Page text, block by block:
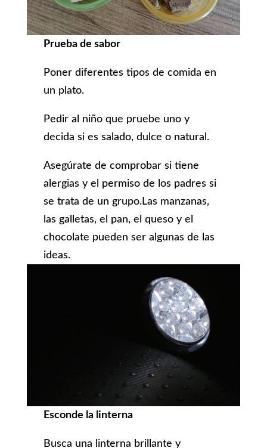
Prueba de sabor
Poner diferentes tipos de comida en
un plato.
Pedir al niño que pruebe uno y
decida si es salado, dulce o natural.
Asegúrate de comprobar si tiene
alergias y el permiso de los padres si
se trata de un grupo.Las manzanas,
las galletas, el pan, el queso y el
chocolate pueden ser algunas de las
ideas.
Esconde la linterna
Busca una linterna brillante y